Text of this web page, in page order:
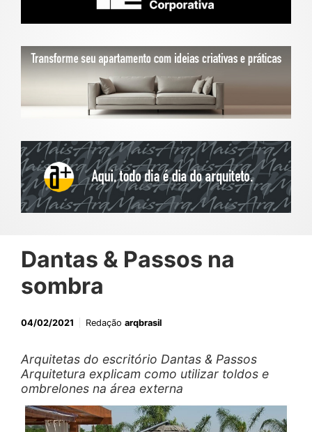
Dantas & Passos na
sombra
04/02/2021 Redação arqbrasil
Arquitetas do escritório Dantas & Passos
Arquitetura explicam como utilizar toldos e
ombrelones na área externa